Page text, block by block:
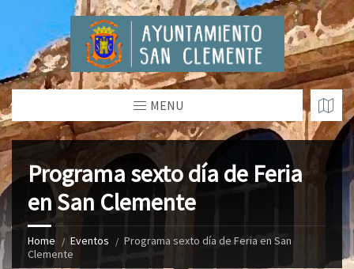
MENU
Programa sexto día de Feria
en San Clemente
Home Eventos
Programa sexto día de Feria en San
Clemente